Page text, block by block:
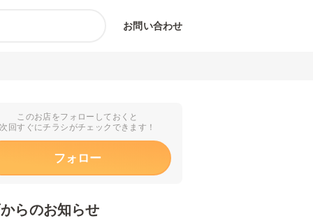
お問い合わせ
このお店をフォローしておくと
次回すぐにチラシがチェックできます！
フォロー
らのお知らせ